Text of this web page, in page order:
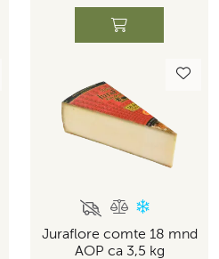
Juraflore comte 18 mnd
AOP ca 3,5 kg